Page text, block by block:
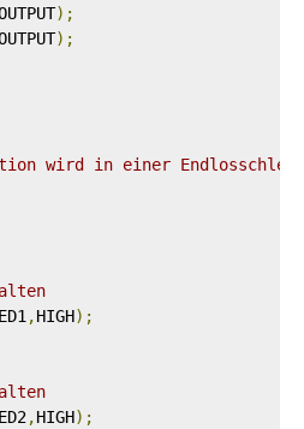
);
);
wird in einer
,HIGH);
,HIGH);